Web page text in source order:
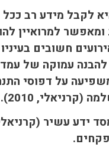
לקבל מידע רב
למרואיין
חשובים
עמוקה של
על דפוסי
(קרניאלי, 2010).